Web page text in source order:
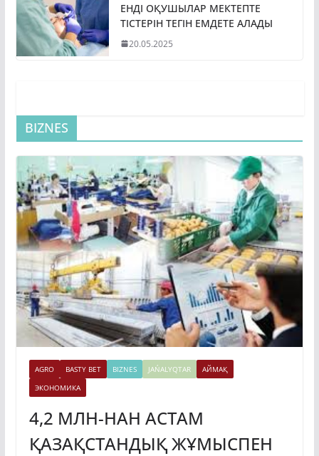
ЕНДІ ОҚУШЫЛАР МЕКТЕПТЕ
ТІСТЕРІН ТЕГІН ЕМДЕТЕ АЛАДЫ
20.05.2025
BIZNES
AGRO BASTY BET BIZNES JAŃALYQTAR
АЙМАҚ
ЭКОНОМИКА
4,2 МЛН-НАН АСТАМ
ҚАЗАҚСТАНДЫҚ ЖҰМЫСПЕН